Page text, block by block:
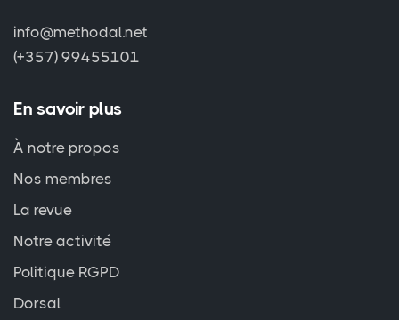
info@methodal.net
(+357) 99455101
En savoir plus
À notre propos
Nos membres
La revue
Notre activité
Politique RGPD
Dorsal